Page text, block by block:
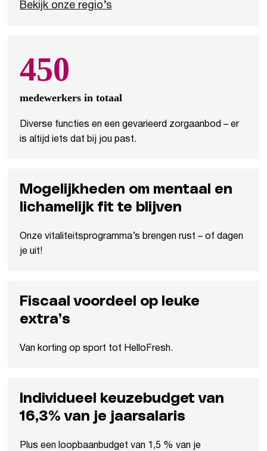
Bekijk onze regio’s
450
medewerkers in totaal
Diverse functies en een gevarieerd zorgaanbod – er
is altijd iets dat bij jou past.
Mogelijkheden om mentaal en
lichamelijk fit te blijven
Onze vitaliteitsprogramma’s brengen rust – of dagen
je uit!
Fiscaal voordeel op leuke
extra’s
Van korting op sport tot HelloFresh.
Individueel keuzebudget van
16,3% van je jaarsalaris
Plus een loopbaanbudget van 1,5 % van je